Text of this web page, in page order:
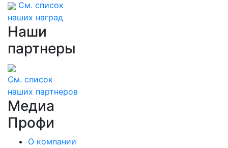
См. список
наших наград
Наши
партнеры
См. список
наших партнеров
Медиа
Профи
О компании